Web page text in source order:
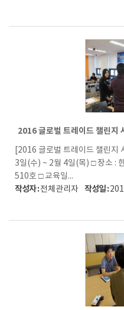
2016 글로벌 트레이드 챌린지
[2016 글로벌 트레이드 챌린지
3일(수) ~ 2월 4일(목) □ 장소 :
510호 □ 교육일...
작성자 :전체관리자 작성일 :